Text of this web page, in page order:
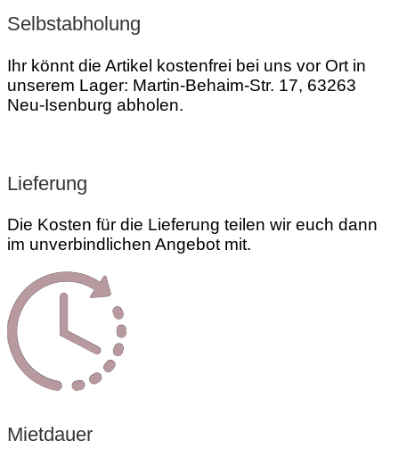
Selbstabholung
Ihr könnt die Artikel kostenfrei bei uns vor Ort in
unserem Lager: Martin-Behaim-Str. 17, 63263
Neu-Isenburg abholen.
Lieferung
Die Kosten für die Lieferung teilen wir euch dann
im unverbindlichen Angebot mit.
Mietdauer